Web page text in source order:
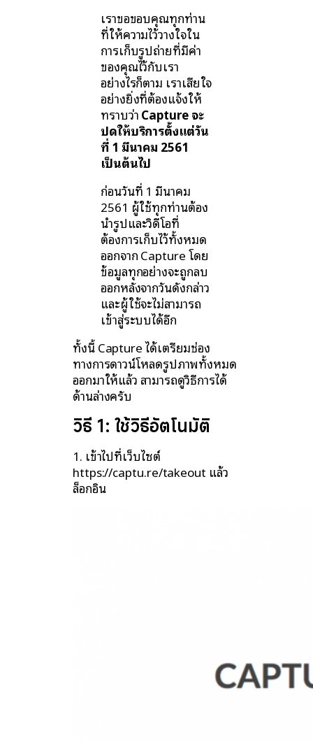
เราขอขอบคุณทุกท่าน
ที่ให้ความไว้วางใจใน
การเก็บรูปถ่ายที่มีค่า
ของคุณไว้กับเรา
อย่างไรก็ตาม เราเสียใจ
อย่างยิ่งที่ต้องแจ้งให้
ทราบว่าCapture จะ
ปิดให้บริการตั้งแต่วัน
ที่ 1 มีนาคม 2561
เป็นต้นไป​
ก่อนวันที่ 1 มีนาคม
2561 ผู้ใช้ทุกท่านต้อง
นำรูปและวิดีโอที่
ต้องการเก็บไว้ทั้งหมด
ออกจาก Capture โดย
ข้อมูลทุกอย่างจะถูกลบ
ออกหลังจากวันดังกล่าว
และผู้ใช้จะไม่สามารถ
เข้าสู่ระบบได้อีก
ทั้งนี้ Capture ได้เตรียมช่อง
ทางการดาวน์โหลดรูปภาพทั้งหมด
ออกมาให้แล้ว สามารถดูวิธีการได้
ด้านล่างครับ
วิธี 1: ใช้วิธีอัตโนมัติ
1. เข้าไปที่เว็บไซต์
https://captu.re/takeout แล้ว
ล็อกอิน